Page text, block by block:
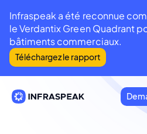
Infraspeak a été reconnue
le Verdantix Green Quadrant
bâtiments commerciaux.
Téléchargez le rapport